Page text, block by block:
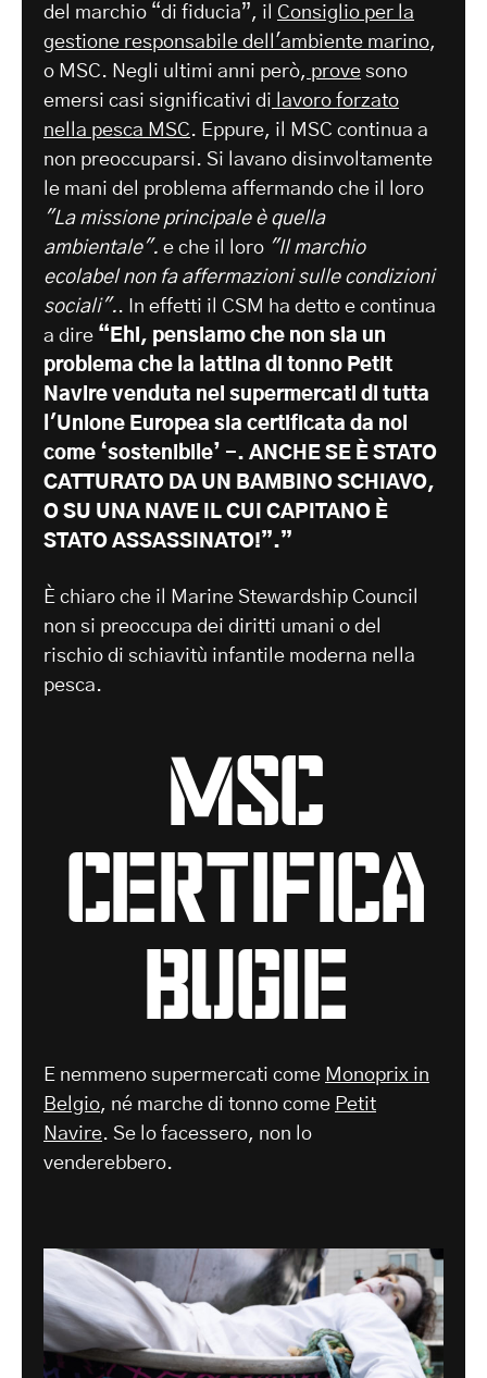
del marchio “di fiducia”, il Consiglio per la
gestione responsabile dell'ambiente marino,
o MSC. Negli ultimi anni però, prove sono
emersi casi significativi di lavoro forzato
nella pesca MSC. Eppure, il MSC continua a
non preoccuparsi. Si lavano disinvoltamente
le mani del problema affermando che il loro
"La missione principale è quella
ambientale". e che il loro "Il marchio
ecolabel non fa affermazioni sulle condizioni
sociali".. In effetti il CSM ha detto e continua
a dire “Ehi, pensiamo che non sia un
problema che la lattina di tonno Petit
Navire venduta nei supermercati di tutta
l'Unione Europea sia certificata da noi
come ‘sostenibile’ -. ANCHE SE È STATO
CATTURATO DA UN BAMBINO SCHIAVO,
O SU UNA NAVE IL CUI CAPITANO È
STATO ASSASSINATO!”.”
È chiaro che il Marine Stewardship Council
non si preoccupa dei diritti umani o del
rischio di schiavitù infantile moderna nella
pesca.
msc
certifica
bugie
E nemmeno supermercati come Monoprix in
Belgio, né marche di tonno come Petit
Navire. Se lo facessero, non lo
venderebbero.